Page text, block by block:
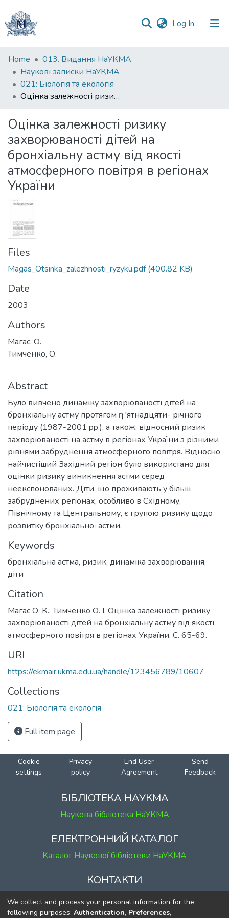
Log In (current)
Communities
&
Collections
All of DSpace
Statistics
Home
013. Видання НаУКМА
Наукові записки НаУКМА
021: Біологія та екологія
Оцінка залежності ризику захворюваності дітей на бронхіальну астму від якості атмосферного повітря в регіонах України
Оцінка залежності ризику
захворюваності дітей на
бронхіальну астму від якості
атмосферного повітря в регіонах
України
Files
Magas_Otsinka_zalezhnosti_ryzyku.pdf(400.82 KB)
Date
2003
Authors
Магас, О.
Тимченко, О.
Abstract
Було вивчено динаміку захворюваності дітей на
бронхіальну астму протягом η 'ятнадцяти- річного
періоду (1987-2001 pp.), а також: відносний ризик
захворюваності на астму в регіонах України з різними
рівнями забруднення атмосферного повітря. Відносно
найчистіший Західний регіон було використано для
оцінки ризику виникнення астми серед
неекспонованих. Діти, що проживають у більш
забруднених регіонах, особливо в Східному,
Північному та Центральному, є групою ризику щодо
розвитку бронхіальної астми.
Keywords
бронхіальна астма, ризик, динаміка захворювання,
діти
Citation
Магас О. К., Тимченко О. І. Оцінка залежності ризику
захворюваності дітей на бронхіальну астму від якості
атмосферного повітря в регіонах України. С. 65-69.
URI
https://ekmair.ukma.edu.ua/handle/123456789/10607
Collections
021: Біологія та екологія
Full item page
Cookie
settings
Privacy
policy
End User
Agreement
Send
Feedback
БІБЛІОТЕКА НАУКМА
Наукова бібліотека НаУКМА
ЕЛЕКТРОННИЙ КАТАЛОГ
Каталог Наукової бібліотеки НаУКМА
КОНТАКТИ
м. Київ, вул. Григорія Сковороди, 2
к. 1, к. 120
We collect and process your personal information for the
following purposes: Authentication, Preferences,